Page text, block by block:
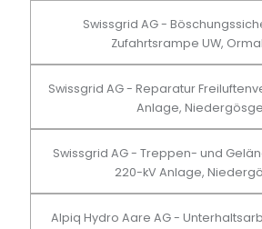
Swissgrid AG -
Zufahrtsrampe UW,
Swissgrid AG - Reparatur
Anlage,
Swissgrid AG - Treppen- und
220-kV Anlage,
Alpiq Hydro Aare AG -